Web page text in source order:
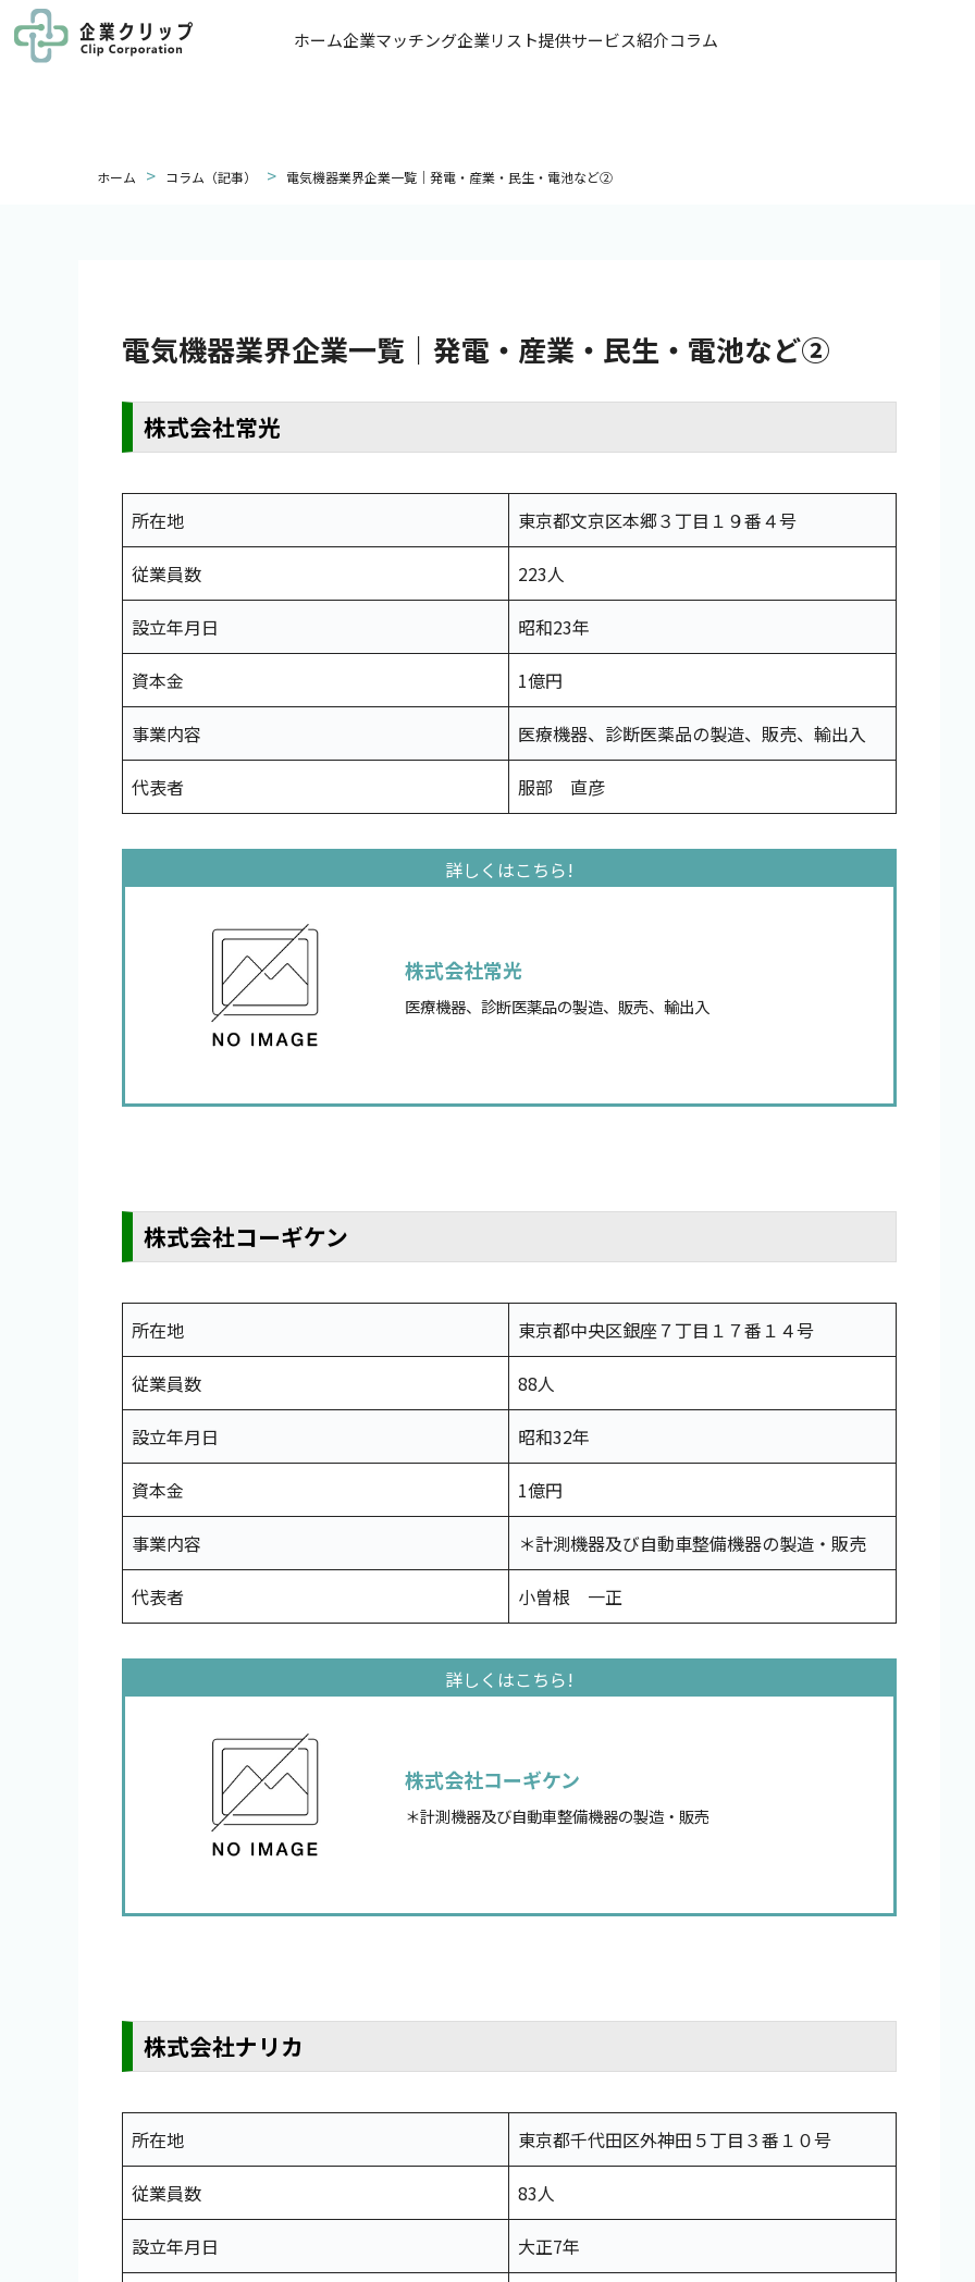
ホーム企業マッチング企業リスト提供サービス紹介コラム
ホーム > コラム（記事） > 電気機器業界企業一覧｜発電・産業・民生・電池など②
電気機器業界企業一覧｜発電・産業・民生・電池など②
株式会社常光
所在地 東京都文京区本郷３丁目１９番４号
従業員数 223人
設立年月日 昭和23年
資本金 1億円
事業内容 医療機器、診断医薬品の製造、販売、輸出入
代表者 服部 直彦
株式会社常光
医療機器、診断医薬品の製造、販売、輸出入
株式会社コーギケン
所在地 東京都中央区銀座７丁目１７番１４号
従業員数 88人
設立年月日 昭和32年
資本金 1億円
事業内容 ＊計測機器及び自動車整備機器の製造・販売
代表者 小曽根 一正
株式会社コーギケン
＊計測機器及び自動車整備機器の製造・販売
株式会社ナリカ
所在地 東京都千代田区外神田５丁目３番１０号
従業員数 83人
設立年月日 大正7年